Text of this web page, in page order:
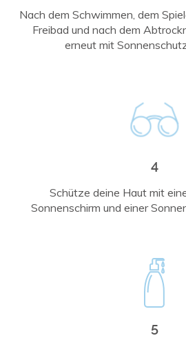
Nach dem Schwimmen, dem
Freibad und nach dem
erneut mit
4
Schütze deine Haut mit
Sonnenschirm und einer
5